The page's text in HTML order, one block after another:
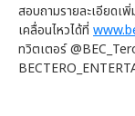
สอบถามรายละเอียดเ
เคลื่อนไหวได้ที่
ทวิตเตอร์